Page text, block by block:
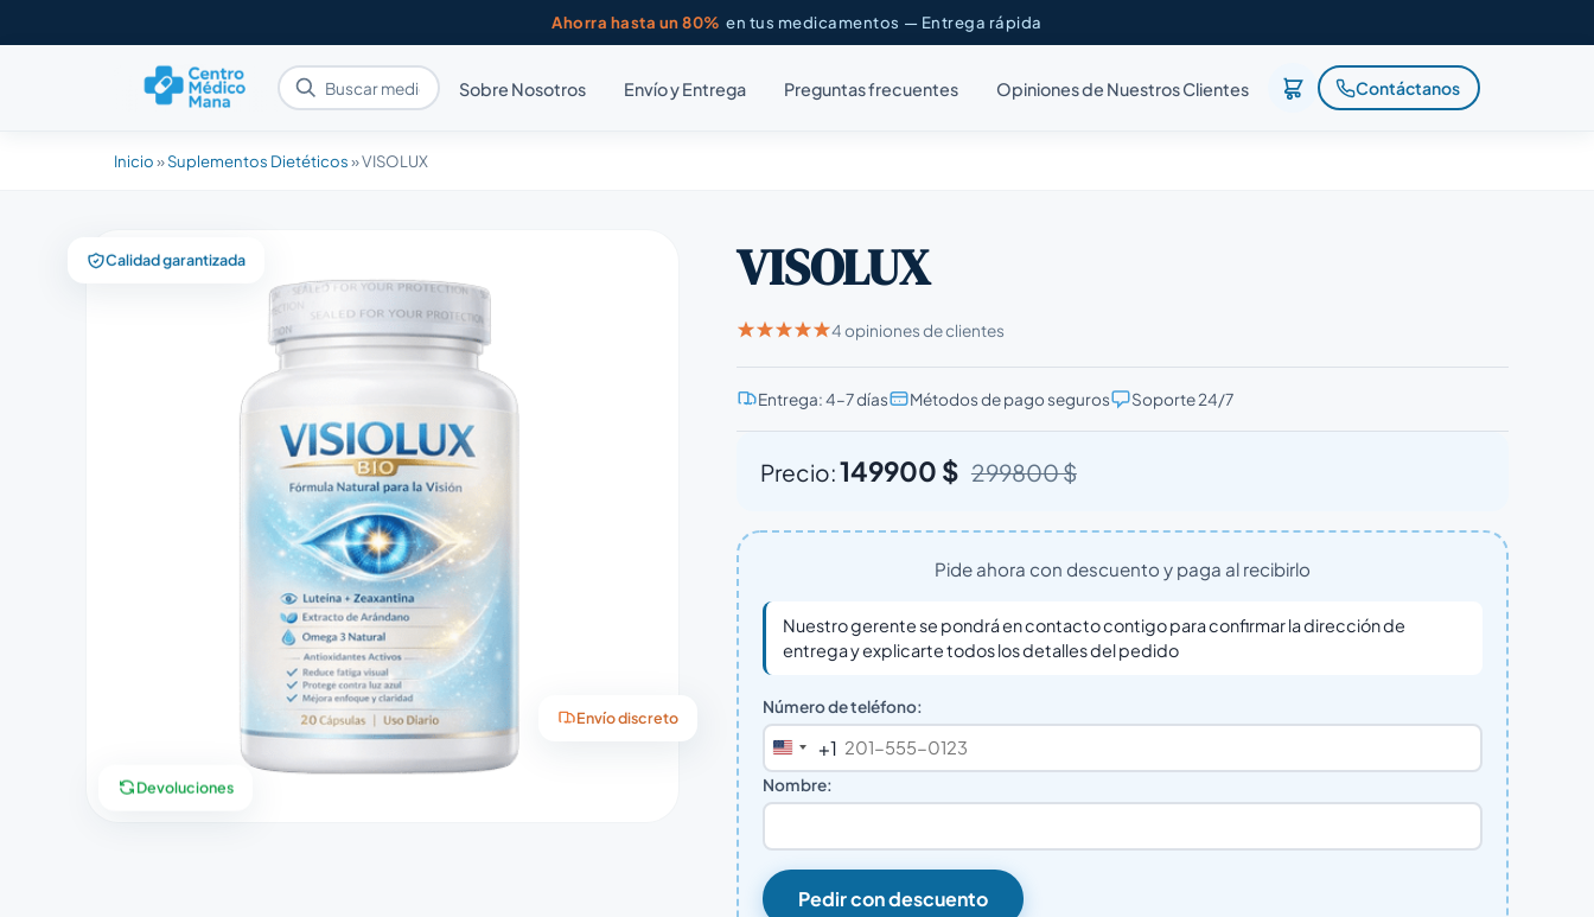
Ahorra hasta un 80% en tus medicamentos — Entrega rápida
Sobre Nosotros Envío y Entrega Preguntas frecuentes Opiniones de Nuestros Clientes Contáctanos
Inicio»Suplementos Dietéticos»VISOLUX
Calidad garantizada
Envío discreto
Devoluciones
VISOLUX
4 opiniones de clientes
Entrega: 4–7 días Métodos de pago seguros Soporte 24/7
Precio:149900 $ 299800 $
Pide ahora con descuento y paga al recibirlo
Nuestro gerente se pondrá en contacto contigo para confirmar la dirección de
entrega y explicarte todos los detalles del pedido
Número de teléfono:
United
States
+1
Nombre:
Pedir con descuento